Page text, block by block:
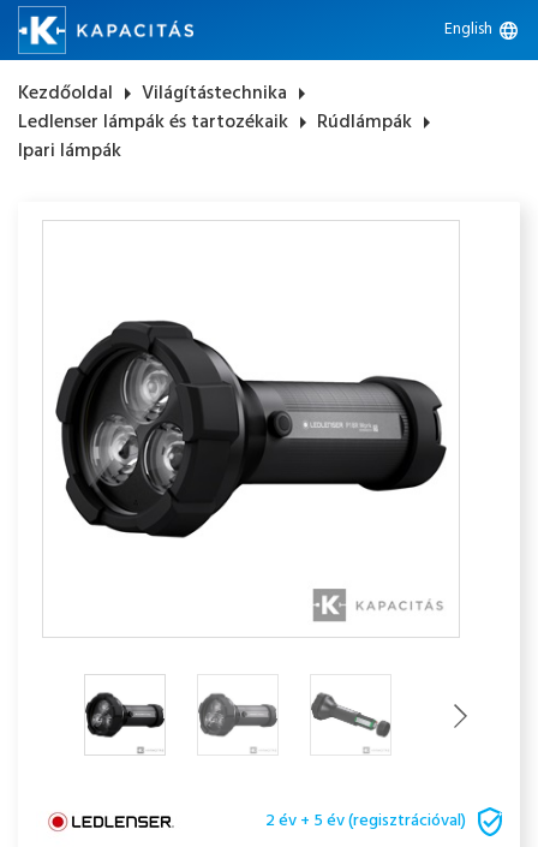
English language
Kezdőoldal arrow_right Világítástechnika arrow_right
Ledlenser lámpák és tartozékaik arrow_right Rúdlámpák arrow_right
Ipari lámpák
2 év + 5 év (regisztrációval)